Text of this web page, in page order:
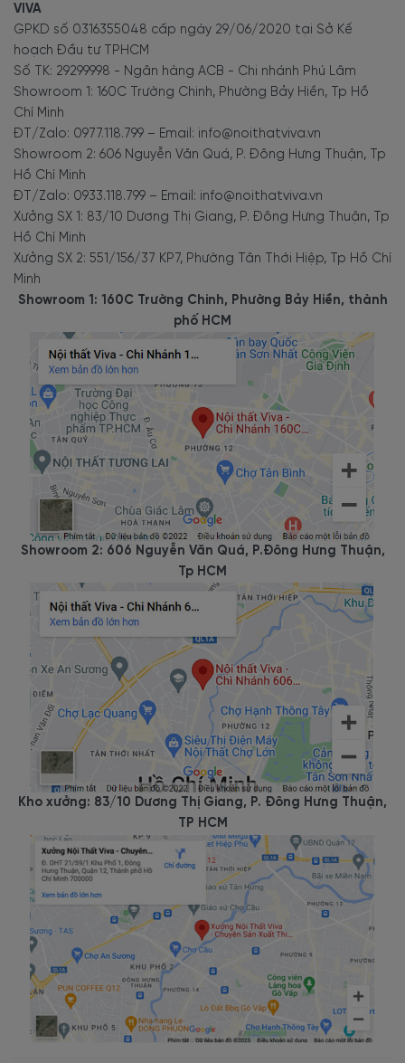
VIVA
GPKD số 0316355048 cấp ngày 29/06/2020 tại Sở Kế
hoạch Đầu tư TPHCM
Số TK: 29299998 - Ngân hàng ACB - Chi nhánh Phú Lâm
Showroom 1: 160C Trường Chinh, Phường Bảy Hiền, Tp Hồ
Chí Minh
ĐT/Zalo: 0977.118.799 – Email: info@noithatviva.vn
Showroom 2: 606 Nguyễn Văn Quá, P. Đông Hưng Thuận, Tp
Hồ Chí Minh
ĐT/Zalo: 0933.118.799 – Email: info@noithatviva.vn
Xưởng SX 1: 83/10 Dương Thị Giang, P. Đông Hưng Thuận, Tp
Hồ Chí Minh
Xưởng SX 2: 551/156/37 KP7, Phường Tân Thới Hiệp, Tp Hồ Chí
Minh
Showroom 1: 160C Trường Chinh, Phường Bảy Hiền, thành
phố HCM
Showroom 2: 606 Nguyễn Văn Quá, P.Đông Hưng Thuận,
Tp HCM
Kho xưởng: 83/10 Dương Thị Giang, P. Đông Hưng Thuận,
TP HCM